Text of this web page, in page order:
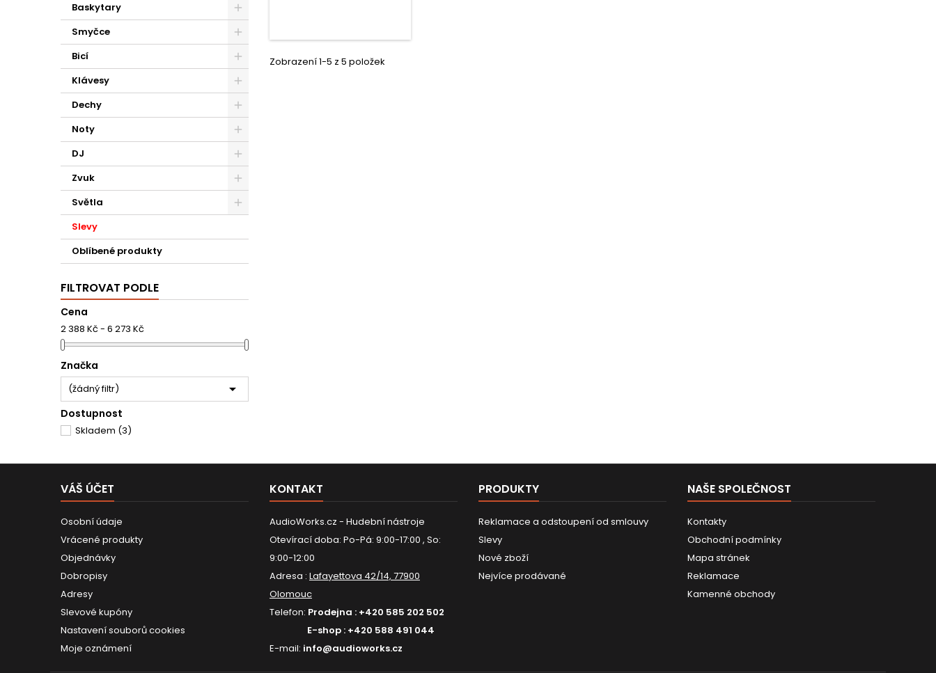
Baskytary
Smyčce
Bicí
Klávesy
Dechy
Noty
DJ
Zvuk
Světla
Slevy
Oblíbené produkty
FILTROVAT PODLE
Cena
2 388 Kč - 6 273 Kč
Značka
(žádný filtr) 
Dostupnost
Skladem (3)
Zobrazení 1-5 z 5 položek
VÁŠ ÚČET
Osobní údaje
Vrácené produkty
Objednávky
Dobropisy
Adresy
Slevové kupóny
Nastavení souborů cookies
Moje oznámení
KONTAKT
AudioWorks.cz - Hudební nástroje
Otevírací doba: Po-Pá: 9:00-17:00 , So:
9:00-12:00
Adresa : Lafayettova 42/14, 77900
Olomouc
Telefon: Prodejna : +420 585 202 502
E-shop : +420 588 491 044
E-mail: info@audioworks.cz
PRODUKTY
Reklamace a odstoupení od smlouvy
Slevy
Nové zboží
Nejvíce prodávané
NAŠE SPOLEČNOST
Kontakty
Obchodní podmínky
Mapa stránek
Reklamace
Kamenné obchody